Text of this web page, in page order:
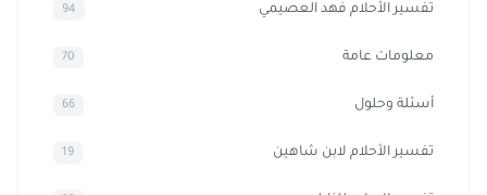
تفسير الأحلام فهد العصيمي 94
معلومات عامة 70
أسئلة وحلول 66
تفسير الأحلام لابن شاهين 19